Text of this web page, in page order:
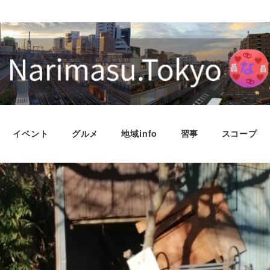
イベント グルメ 地域info 習事 スコープ